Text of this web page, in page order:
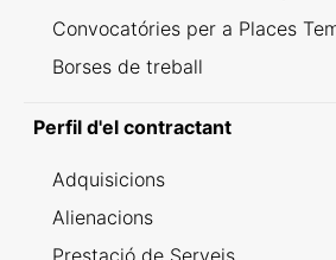
Convocatóries per a Places
Borses de treball
Perfil d'el contractant
Adquisicions
Alienacions
Prestació de Serveis